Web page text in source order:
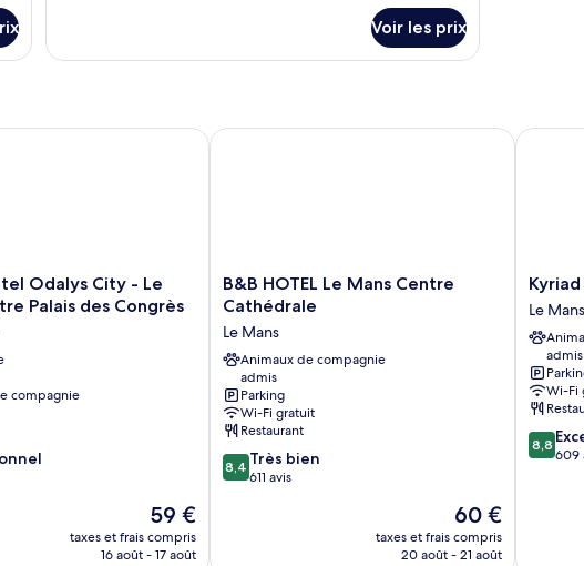
ville
le
Appartement
Voir les prix
Odalys City - Le
Palais des Congrès
compagnie
Le
nouveau
prix
59 €
taxes et frais compris
16 août - 17 août
City - Le Mans Centre Palais des Congrès
B&B
HOTEL
Mans
Centre
Cathédrale
Le
Mans
B&B HOTEL Le Mans Centre
Cathédrale
Le Mans
Animaux de compagnie
admis
Parking
Wi-Fi gratuit
Restaurant
8.4
sur
8,4 Très bien
611 avis
Le
nouveau
prix
60 €
taxes et frais compris
20 août - 21 août
B&B HOTEL Le Mans Centre Cathédrale
Kyriad
Le
Mans
Est
Mans
Kyriad
Le Mans
admis
Wi-Fi
8.8
sur
8,8
609
Kyriad